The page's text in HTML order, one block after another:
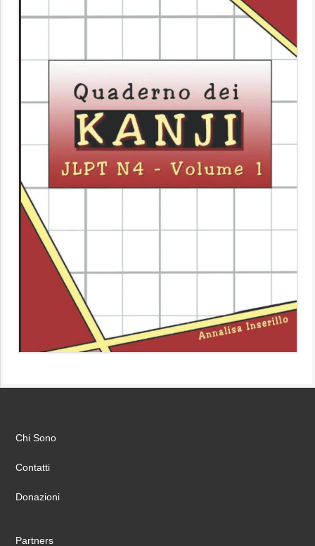
Chi Sono
Contatti
Donazioni
Partners